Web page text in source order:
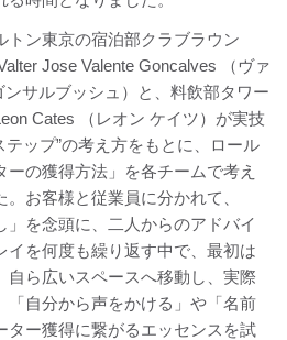
トン東京の宿泊部クラブラウン
Jose Valente Goncalves （ヴァ
サルブッシュ）と、料飲部タワー
Cates （レオン ケイツ）が実技
テップ”の考え方をもとに、ロール
の獲得方法」を各チームで考え
お客様と従業員に分かれて、
」を念頭に、二人からのアドバイ
イを何度も繰り返す中で、最初は
自ら広いスペースへ移動し、実際
「自分から声をかける」や「名前
ター獲得に繋がるエッセンスを試